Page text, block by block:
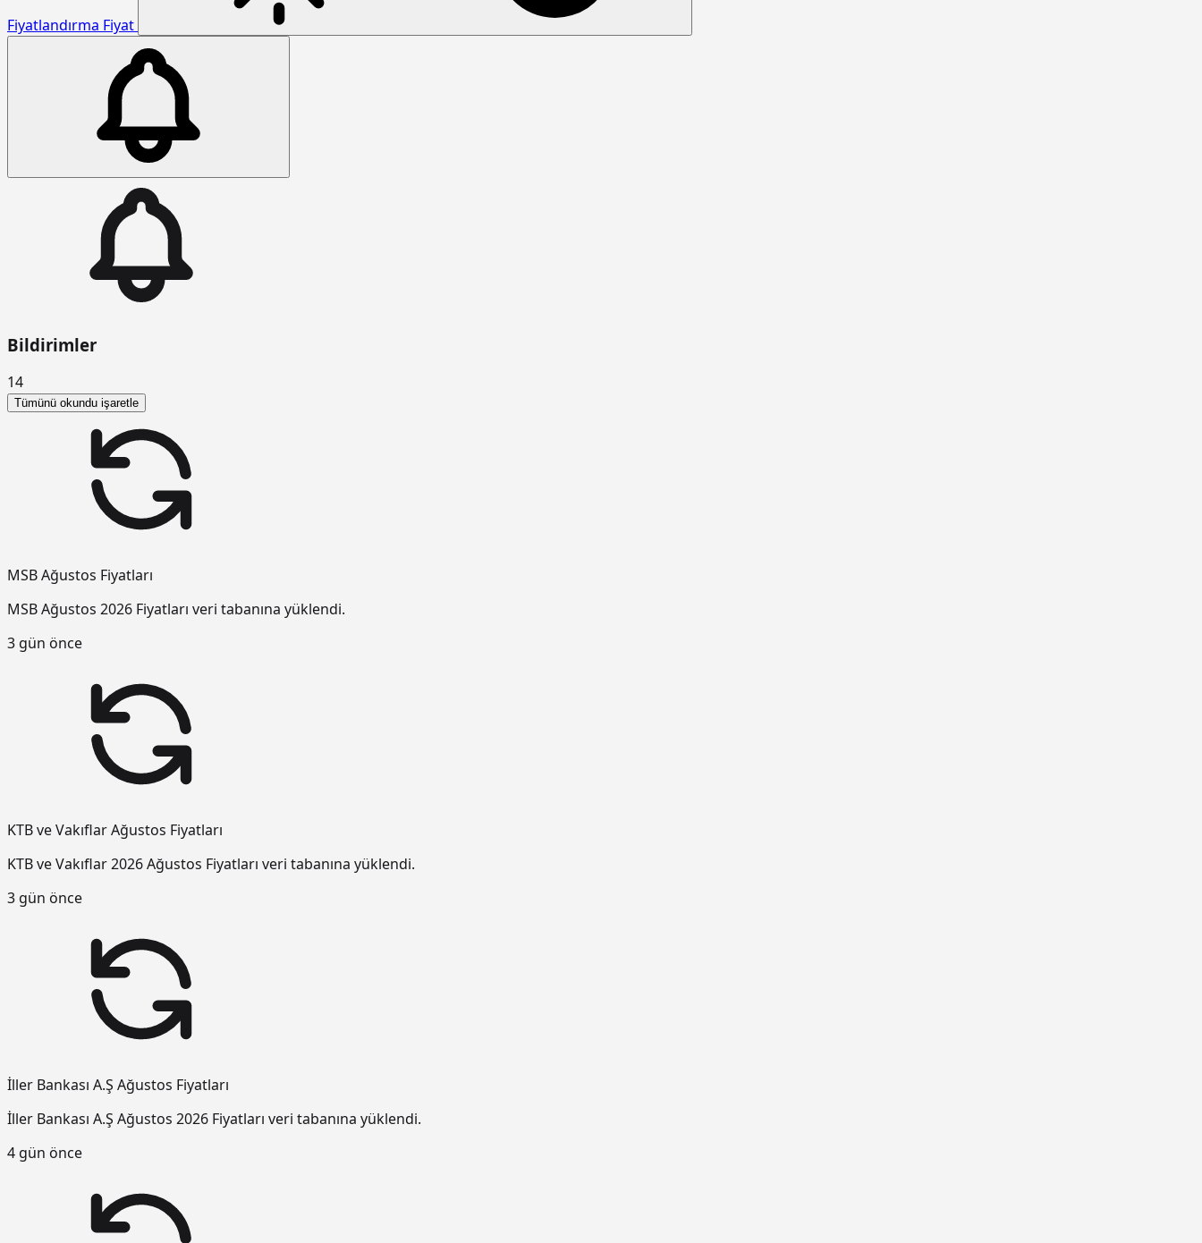
Fiyatlandırma Fiyat
Bildirimler
14
Tümünü okundu işaretle
MSB Ağustos Fiyatları
MSB Ağustos 2026 Fiyatları veri tabanına yüklendi.
3 gün önce
KTB ve Vakıflar Ağustos Fiyatları
KTB ve Vakıflar 2026 Ağustos Fiyatları veri tabanına yüklendi.
3 gün önce
İller Bankası A.Ş Ağustos Fiyatları
İller Bankası A.Ş Ağustos 2026 Fiyatları veri tabanına yüklendi.
4 gün önce